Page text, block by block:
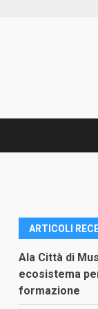
ARTICOLI
Ala Città di
ecosistema
formazione